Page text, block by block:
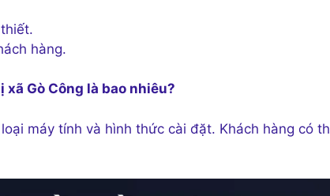
hàng.
Gò Công là bao nhiêu?
máy tính và hình thức cài đặt. Khách hàng có